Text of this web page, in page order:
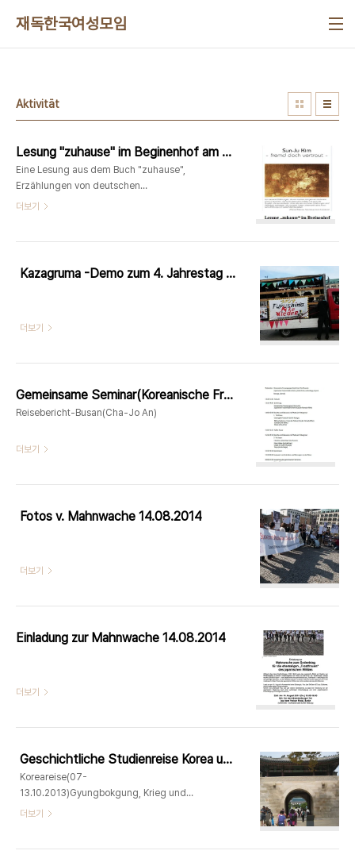
재독한국여성모임
Aktivität
Lesung "zuhause" im Beginenhof am 11.04.2015
Eine Lesung aus dem Buch "zuhause",
Erzählungen von deutschen
Koreanerinnen, Herausgeber die
Bilderausstellung von Sun-Ju Kim am
11.04.2015 im Beginenhof statt.
더보기
Kazagruma -Demo zum 4. Jahrestag Fukushima vom Brandburger Tor(7.3.15)
더보기
Gemeinsame Seminar(Koreanische Frauengruppe u. Japanische Fraueninitiative Berlin) 08.11.2014
Reisebericht-Busan(Cha-Jo An)
더보기
Fotos v. Mahnwache 14.08.2014
더보기
Einladung zur Mahnwache 14.08.2014
더보기
Geschichtliche Studienreise Korea und Japan(Koreanische Frauengruppe u.Japanische Fraueninitiative gemeinsam)
Koreareise(07-
13.10.2013)Gyungbokgung, Krieg und
menschenrechte von Frauen Museum in
더보기